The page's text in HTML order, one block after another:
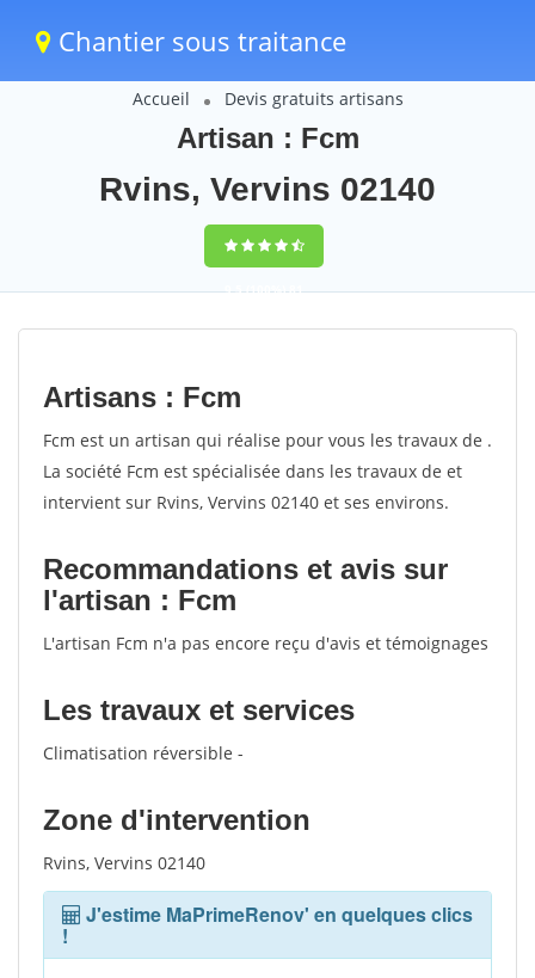
Chantier sous traitance
Accueil Devis gratuits artisans
Artisan : Fcm
Rvins, Vervins 02140
9,5(100%)81
votes
Artisans : Fcm
Fcm est un artisan qui réalise pour vous les travaux de .
La société Fcm est spécialisée dans les travaux de et
intervient sur Rvins, Vervins 02140 et ses environs.
Recommandations et avis sur
l'artisan : Fcm
L'artisan Fcm n'a pas encore reçu d'avis et témoignages
Les travaux et services
Climatisation réversible -
Zone d'intervention
Rvins, Vervins 02140